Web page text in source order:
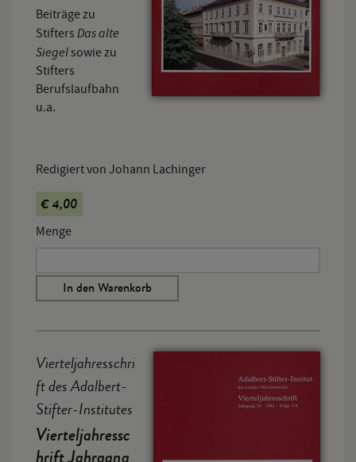
Beiträge zu
Stifters Das alte
Siegelsowie zu
Stifters
Berufslaufbahn
u.a.
Redigiert von Johann Lachinger
€ 4,00
Menge
In den Warenkorb
Vierteljahresschri
ft des Adalbert-
Stifter-Institutes
Vierteljahressc